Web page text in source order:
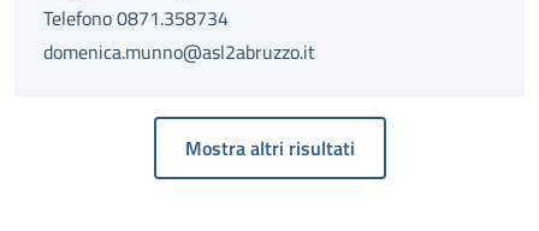
Telefono 0871.358734
domenica.munno@asl2abruzzo.it
Mostra altri risultati